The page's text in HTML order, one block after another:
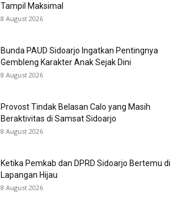
Tampil Maksimal
8 August 2026
Bunda PAUD Sidoarjo Ingatkan Pentingnya
Gembleng Karakter Anak Sejak Dini
8 August 2026
Provost Tindak Belasan Calo yang Masih
Beraktivitas di Samsat Sidoarjo
8 August 2026
Ketika Pemkab dan DPRD Sidoarjo Bertemu di
Lapangan Hijau
8 August 2026